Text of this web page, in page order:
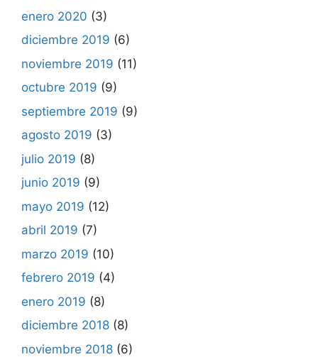
enero 2020 (3)
diciembre 2019 (6)
noviembre 2019 (11)
octubre 2019 (9)
septiembre 2019 (9)
agosto 2019 (3)
julio 2019 (8)
junio 2019 (9)
mayo 2019 (12)
abril 2019 (7)
marzo 2019 (10)
febrero 2019 (4)
enero 2019 (8)
diciembre 2018 (8)
noviembre 2018 (6)